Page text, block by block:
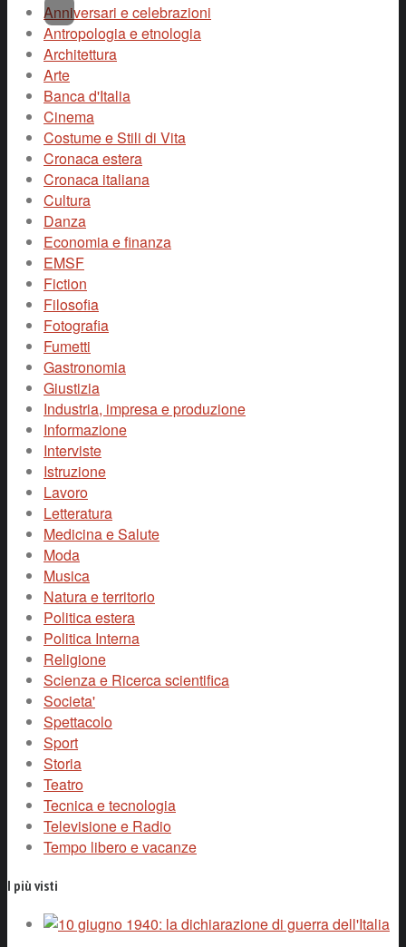
Anniversari e celebrazioni
Antropologia e etnologia
Architettura
Arte
Banca d'Italia
Cinema
Costume e Stili di Vita
Cronaca estera
Cronaca italiana
Cultura
Danza
Economia e finanza
EMSF
Fiction
Filosofia
Fotografia
Fumetti
Gastronomia
Giustizia
Industria, impresa e produzione
Informazione
Interviste
Istruzione
Lavoro
Letteratura
Medicina e Salute
Moda
Musica
Natura e territorio
Politica estera
Politica Interna
Religione
Scienza e Ricerca scientifica
Societa'
Spettacolo
Sport
Storia
Teatro
Tecnica e tecnologia
Televisione e Radio
Tempo libero e vacanze
I più visti